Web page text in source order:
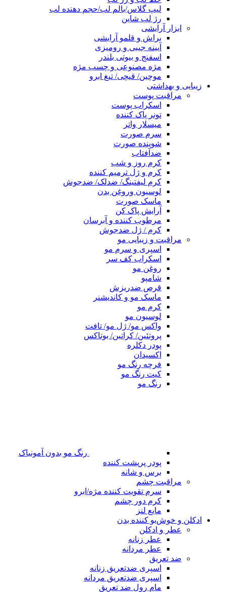
لیپ گلاس/بالم لب/حجم دهنده لب
رژ لب شاین
ابزار آرایشی
براش و قلمو آرایشی
آیینه جیبی و رومیزی
اسفنج و بیوتی بلندر
مژه مصنوعی و چسب مژه
موچین/ قیچی/ تیغ ابرو
زیبایی و بهداشتی
مراقبت پوست
اسکراب پوست
تونر پاک کننده
میسلار واتر
سرم صورت
شوینده صورت
ضدآفتاب
کرم روز و شب
کرم و ژل ترمیم کننده
کرم لیفتینگ/ ضدلک/ ضدجوش
لوسیون وروغن بدن
ماسک صورت
آرایش پاک کن
مرطوب کننده و آبرسان
کرم / ژل ضدجوش
مراقبت و زیبایی مو
اسپری و سرم مو
اسکراب کف سر
روغن مو
شامپو
قرص ضدریزش
ماسک مو و کاندیشنر
کرم مو
لوسیون مو
واکس مو/ ژل مو/ تافت
پروتئین/ کراتین/ بوتاکس
پودر دکلره
اکسیدان
فرچه رنگ مو
کیت رنگ مو
رنگ مو
رنگ مو بدون آمونیاک
پودر پرپشت کننده
برس و شانه
مراقبت چشم
سرم تقویت کننده مژه/ابرو
کرم دور چشم
مایع لنز
ادکلن و خوش‌بو کننده بدن
عطر و ادکلن
عطر زنانه
عطر مردانه
ضد تعریق
اسپری ضدتعریق زنانه
اسپری ضدتعریق مردانه
مام رول ضد تعریق